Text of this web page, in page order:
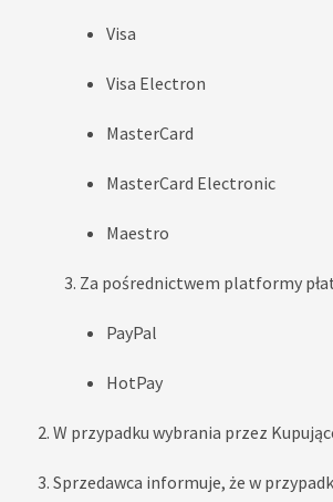
Visa
Visa Electron
MasterCard
MasterCard Electronic
Maestro
Za pośrednictwem platformy
PayPal
HotPay
W przypadku wybrania przez
Sprzedawca informuje, że w